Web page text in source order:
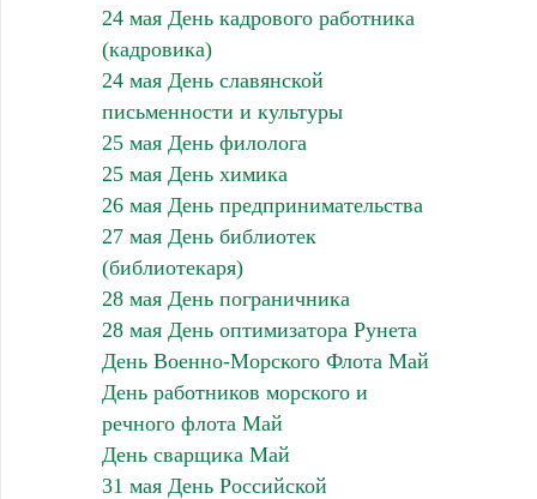
24 мая День кадрового работника
(кадровика)
24 мая День славянской
письменности и культуры
25 мая День филолога
25 мая День химика
26 мая День предпринимательства
27 мая День библиотек
(библиотекаря)
28 мая День пограничника
28 мая День оптимизатора Рунета
День Военно-Морского Флота Май
День работников морского и
речного флота Май
День сварщика Май
31 мая День Российской